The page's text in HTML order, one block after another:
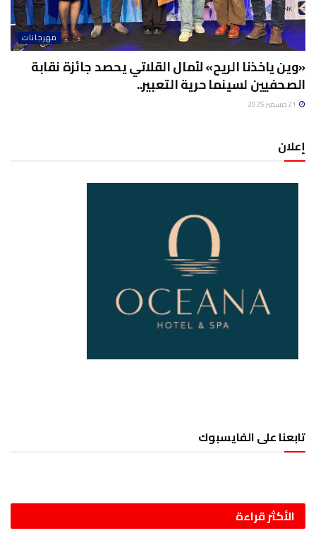
مهرجانات
«وين ياخذنا الريح» لأمال القلاتي يحصد جائزة نقابة
الصحفيين لسينما حرية التعبير..
إعلان
تابعنا على الفايسبوك
الأكثر قراءة